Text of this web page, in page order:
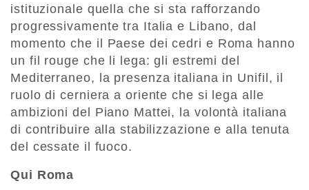
istituzionale quella che si sta rafforzando
progressivamente tra Italia e Libano, dal
momento che il Paese dei cedri e Roma hanno
un fil rouge che li lega: gli estremi del
Mediterraneo, la presenza italiana in Unifil, il
ruolo di cerniera a oriente che si lega alle
ambizioni del Piano Mattei, la volontà italiana
di contribuire alla stabilizzazione e alla tenuta
del cessate il fuoco.
Qui Roma